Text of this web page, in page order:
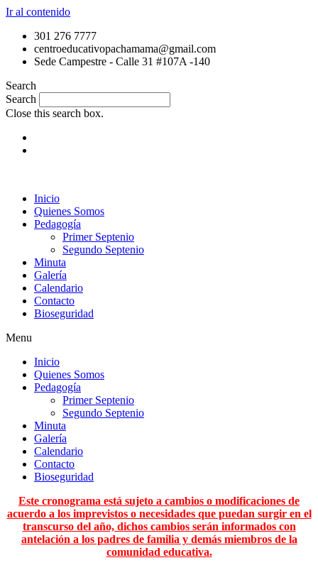
Ir al contenido
301 276 7777
centroeducativopachamama@gmail.com
Sede Campestre - Calle 31 #107A -140
Search
Search
Close this search box.
Inicio
Quienes Somos
Pedagogía
Primer Septenio
Segundo Septenio
Minuta
Galería
Calendario
Contacto
Bioseguridad
Menu
Inicio
Quienes Somos
Pedagogía
Primer Septenio
Segundo Septenio
Minuta
Galería
Calendario
Contacto
Bioseguridad
Este cronograma está sujeto a cambios o modificaciones de
acuerdo a los imprevistos o necesidades que puedan surgir en el
transcurso del año, dichos cambios serán informados con
antelación a los padres de familia y demás miembros de la
comunidad educativa.